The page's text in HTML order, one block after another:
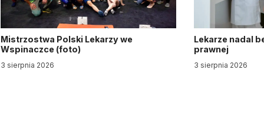
Mistrzostwa Polski Lekarzy we
Wspinaczce (foto)
3 sierpnia 2026
Lekarze nadal
prawnej
3 sierpnia 2026